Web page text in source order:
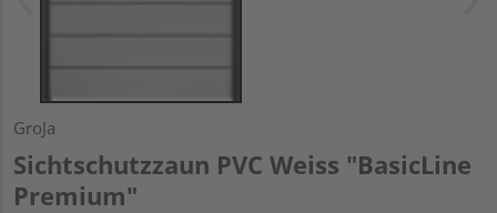
GroJa
Sichtschutzzaun PVC Weiss "BasicLine
Premium"